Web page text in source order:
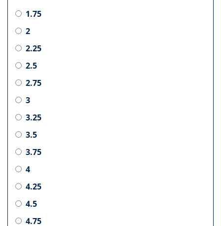
1.75
2
2.25
2.5
2.75
3
3.25
3.5
3.75
4
4.25
4.5
4.75